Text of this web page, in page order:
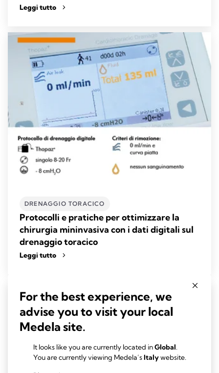
Leggi tutto
DRENAGGIO TORACICO
Protocolli e pratiche per ottimizzare la
chirurgia mininvasiva con i dati digitali sul
drenaggio toracico
Leggi tutto
For the best experience, we
advise you to visit your local
Medela site.
It looks like you are currently located inGlobal.
You are currently viewing Medela’sItalywebsite.